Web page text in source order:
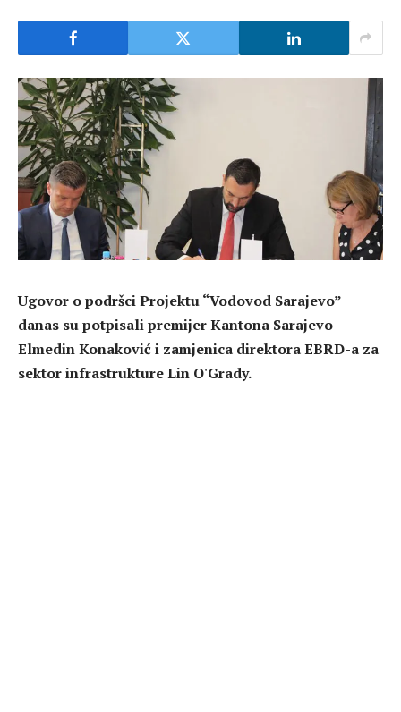
Ugovor o podršci Projektu “Vodovod Sarajevo”
danas su potpisali premijer Kantona Sarajevo
Elmedin Konaković i zamjenica direktora EBRD-a za
sektor infrastrukture Lin O'Grady.